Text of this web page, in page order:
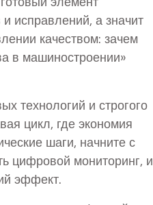
исправлений, а значит
качеством: зачем
в машиностроении»
технологий и строгого
цикл, где экономия
шаги, начните с
цифровой мониторинг, и
эффект.